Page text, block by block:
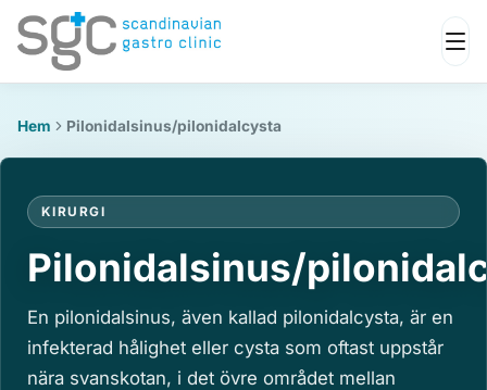
Hem Pilonidalsinus/pilonidalcysta
KIRURGI
Pilonidalsinus/
En pilonidalsinus, även kallad pilonidalcysta, är en
infekterad hålighet eller cysta som oftast uppstår
nära svanskotan, i det övre området mellan